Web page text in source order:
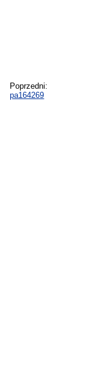
Poprzedni:
pa164269